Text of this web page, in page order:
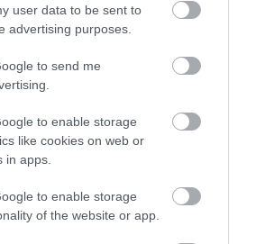
user data to be sent to
advertising purposes.
to send me
to enable storage
like cookies on web or
in apps.
to enable storage
of the website or app.